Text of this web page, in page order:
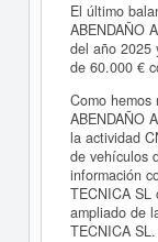
El último
ABENDAÑO
del año 2025
de 60.000 €
Como hemos
ABENDAÑO
la actividad
de vehículos
información
TECNICA SL
ampliado de
TECNICA SL.